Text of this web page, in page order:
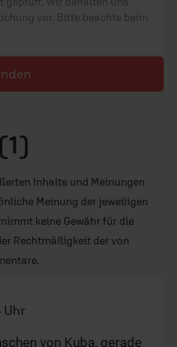
vor. Bitte beachte beim
Inhalte und Meinungen
Meinung der jeweiligen
keine Gewähr für die
Rechtmäßigkeit der von
Uhr
von Kuba, gerade